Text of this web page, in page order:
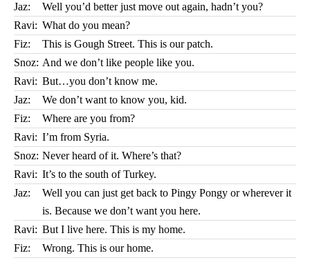
Jaz:
Well you’d better just move out again, hadn’t you?
Ravi: What do you mean?
Fiz:
This is Gough Street. This is our patch.
Snoz: And we don’t like people like you.
Ravi: But…you don’t know me.
Jaz:
We don’t want to know you, kid.
Fiz:
Where are you from?
Ravi: I’m from Syria.
Snoz: Never heard of it. Where’s that?
Ravi: It’s to the south of Turkey.
Jaz:
Well you can just get back to Pingy Pongy or wherever it
is. Because we don’t want you here.
Ravi: But I live here. This is my home.
Fiz:
Wrong. This is our home.